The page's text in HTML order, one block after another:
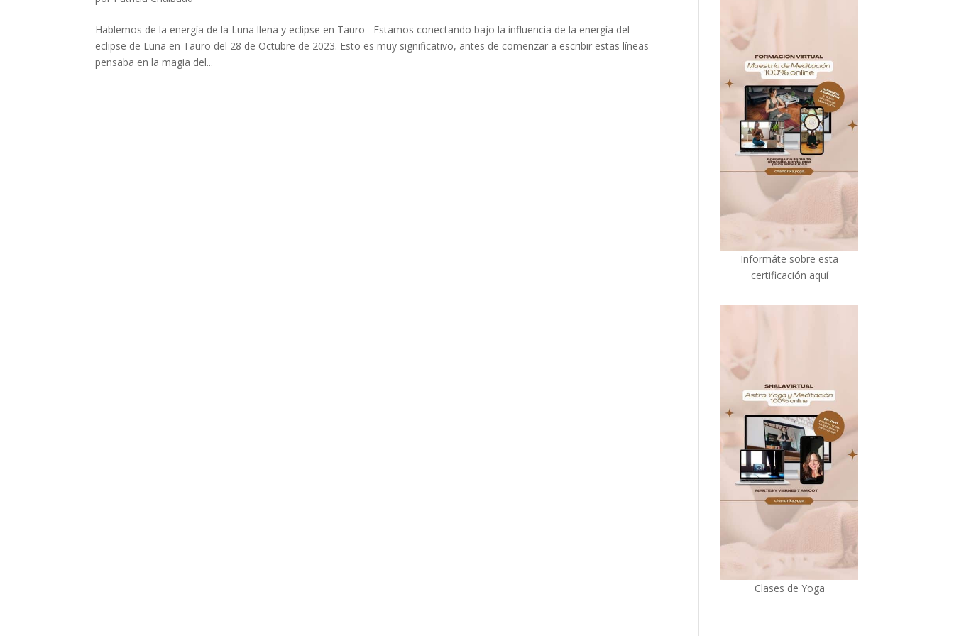
Hablemos de la energía de la Luna llena y eclipse en Tauro Estamos conectando bajo la influencia de la energía del
eclipse de Luna en Tauro del 28 de Octubre de 2023. Esto es muy significativo, antes de comenzar a escribir estas líneas
pensaba en la magia del...
Informáte sobre esta
certificación aquí
Clases de Yoga